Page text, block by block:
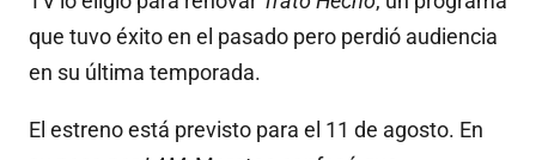
que tuvo éxito en el pasado pero perdió audiencia
en su última temporada.
El estreno está previsto para el 11 de agosto. En